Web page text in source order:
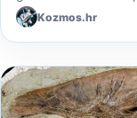
Kozmos.hr